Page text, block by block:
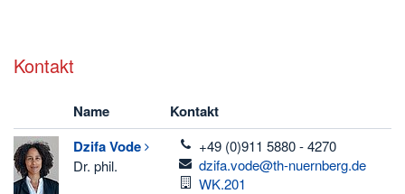
Kontakt
Name
Kontakt
DzifaVode
Dr. phil.
telefon
+49 (0)911 5880 - 4270
email
dzifa.vode@th-nuernberg.de
Raum
WK.201